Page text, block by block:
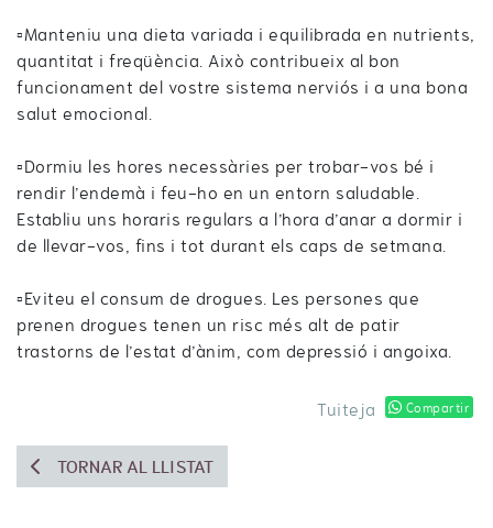
▫️Manteniu una dieta variada i equilibrada en nutrients,
quantitat i freqüència. Això contribueix al bon
funcionament del vostre sistema nerviós i a una bona
salut emocional.
▫️Dormiu les hores necessàries per trobar-vos bé i
rendir l’endemà i feu-ho en un entorn saludable.
Establiu uns horaris regulars a l’hora d’anar a dormir i
de llevar-vos, fins i tot durant els caps de setmana.
▫️Eviteu el consum de drogues. Les persones que
prenen drogues tenen un risc més alt de patir
trastorns de l’estat d’ànim, com depressió i angoixa.
Tuiteja
Compartir
TORNAR AL LLISTAT